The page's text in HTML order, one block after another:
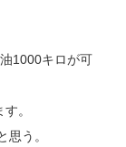
1000キロが可
。
う。